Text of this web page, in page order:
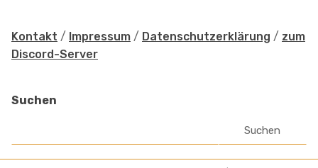
Kontakt / Impressum / Datenschutzerklärung / zum
Discord-Server
Suchen
Suchen